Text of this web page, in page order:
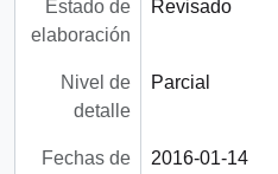
Estado de
elaboración
Revisado
Nivel de
detalle
Parcial
Fechas de
2016-01-14